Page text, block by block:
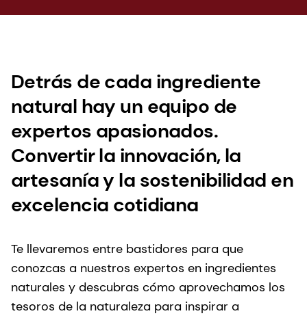
Detrás de cada ingrediente
natural hay un equipo de
expertos apasionados.
Convertir la innovación, la
artesanía y la sostenibilidad en
excelencia cotidiana
Te llevaremos entre bastidores para que
conozcas a nuestros expertos en ingredientes
naturales y descubras cómo aprovechamos los
tesoros de la naturaleza para inspirar a